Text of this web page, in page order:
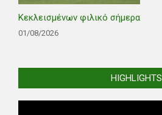
Κεκλεισμένων φιλικό σήμερα
01/08/2026
HIGHLIGHTS